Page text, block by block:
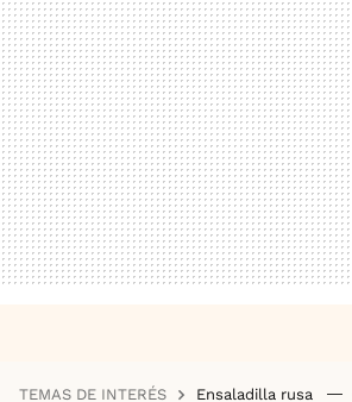
TEMAS DE INTERÉS Ensaladilla rusa